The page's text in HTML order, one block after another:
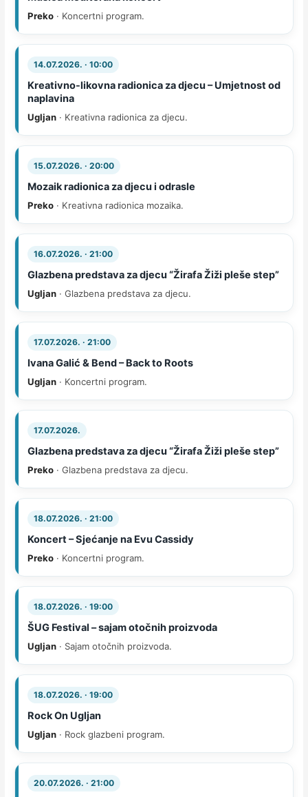
Preko · Koncertni program.
14.07.2026. · 10:00
Kreativno-likovna radionica za djecu – Umjetnost od
naplavina
Ugljan · Kreativna radionica za djecu.
15.07.2026. · 20:00
Mozaik radionica za djecu i odrasle
Preko · Kreativna radionica mozaika.
16.07.2026. · 21:00
Glazbena predstava za djecu “Žirafa Žiži pleše step”
Ugljan · Glazbena predstava za djecu.
17.07.2026. · 21:00
Ivana Galić & Bend – Back to Roots
Ugljan · Koncertni program.
17.07.2026.
Glazbena predstava za djecu “Žirafa Žiži pleše step”
Preko · Glazbena predstava za djecu.
18.07.2026. · 21:00
Koncert – Sjećanje na Evu Cassidy
Preko · Koncertni program.
18.07.2026. · 19:00
ŠUG Festival – sajam otočnih proizvoda
Ugljan · Sajam otočnih proizvoda.
18.07.2026. · 19:00
Rock On Ugljan
Ugljan · Rock glazbeni program.
20.07.2026. · 21:00